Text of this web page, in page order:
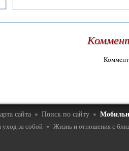
сайта ♥ Поиск по сайту ♥
уход за собой ♥ Жизнь и отношения с